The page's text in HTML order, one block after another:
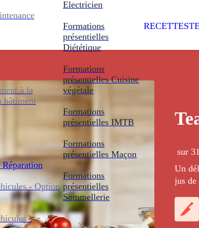
à la
bâtiment
- Option
-
Electricien
Formations
présentielles
Diététique
Formations
présentielles Cuisine
végétale
Formations
présentielles IMTB
Formations
présentielles Maçon
Formations
présentielles
Sommellerie
RECETTES
sur
Un
jus